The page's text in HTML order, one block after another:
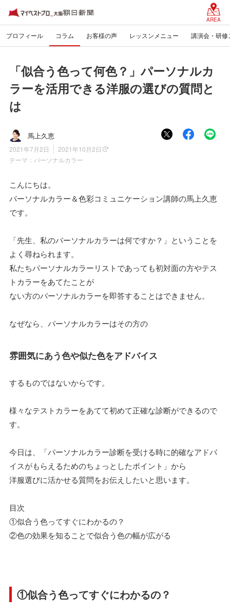
AREA
プロフィール コラム お客様の声 レッスンメニュー 講演会・研修
「似合う色って何色？」パーソナルカ
ラーを活用できる洋服の選びの質問と
は
馬上久恵
2021年7月2日
2021年10月2日
テーマ： パーソナルカラー
こんにちは。
パーソナルカラー＆色彩コミュニケーション講師の馬上久恵
です。
「先生、私のパーソナルカラーは何ですか？」ということを
よく尋ねられます。
私たちパーソナルカラーリストであっても初対面の方やテス
トカラーをあてたことが
ない方のパーソナルカラーを即答することはできません。
なぜなら、パーソナルカラーはその方の
雰囲気にあう色や似た色をアドバイス
するものではないからです。
様々なテストカラーをあてて初めて正確な診断ができるので
す。
今日は、「パーソナルカラー診断を受ける時に的確なアドバ
イスがもらえるためのちょっとしたポイント」から
洋服選びに活かせる質問をお伝えしたいと思います。
目次
①似合う色ってすぐにわかるの？
②色の効果を知ることで似合う色の幅が広がる
①似合う色ってすぐにわかるの？